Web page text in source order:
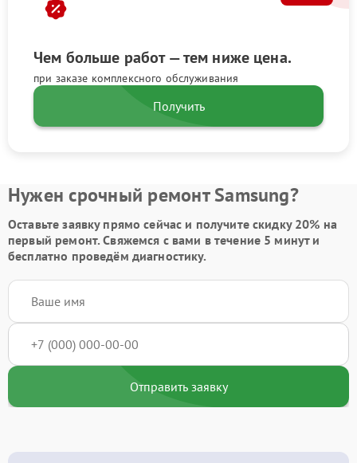
Чем больше работ — тем ниже цена.
при заказе комплексного обслуживания
Получить
Нужен срочный ремонт Samsung?
Оставьте заявкупрямо сейчас и получите скидку 20% на
первый ремонт. Свяжемся с вами в течение 5 минут и
бесплатно проведём диагностику.
Отправить заявку